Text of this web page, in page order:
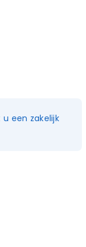
een zakelijk